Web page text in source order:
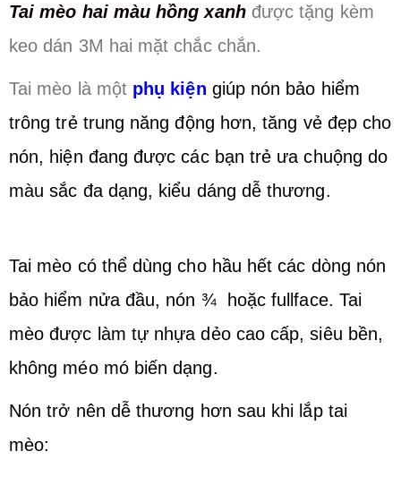
Tai mèo hai màu hồng xanhđược tặng kèm
keo dán 3M hai mặt chắc chắn.
Tai mèo là một phụ kiện giúp nón bảo hiểm
trông trẻ trung năng động hơn, tăng vẻ đẹp cho
nón, hiện đang được các bạn trẻ ưa chuộng do
màu sắc đa dạng, kiểu dáng dễ thương.
Tai mèo có thể dùng cho hầu hết các dòng nón
bảo hiểm nửa đầu, nón ¾ hoặc fullface. Tai
mèo được làm tự nhựa dẻo cao cấp, siêu bền,
không méo mó biến dạng.
Nón trở nên dễ thương hơn sau khi lắp tai
mèo: